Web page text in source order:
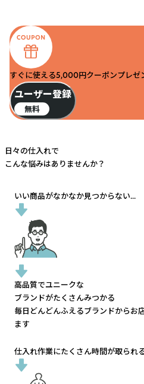
すぐに使える5,000円クーポンプレゼ
ユーザー登録
無料
日々の仕入れで
こんな悩みはありませんか？
いい商品がなかなか見つからない...
高品質でユニークな
ブランドがたくさんみつかる
毎日どんどんふえるブランドからお
ます
仕入れ作業にたくさん時間が取られ